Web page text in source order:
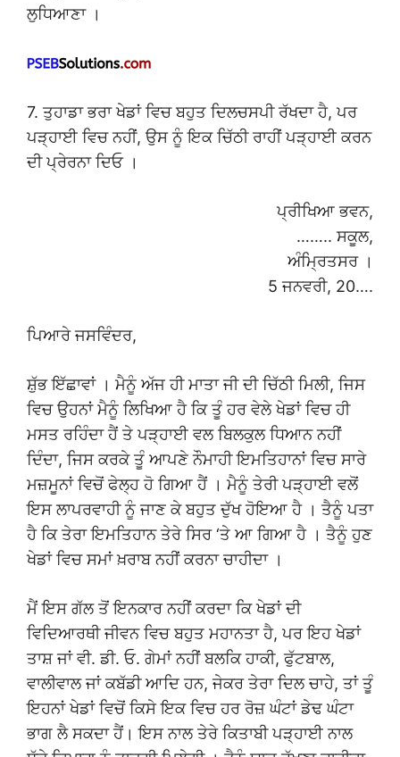
ਲੁਧਿਆਣਾ ।
7. ਤੁਹਾਡਾ ਭਰਾ ਖੇਡਾਂ ਵਿਚ ਬਹੁਤ ਦਿਲਚਸਪੀ ਰੱਖਦਾ ਹੈ, ਪਰ
ਪੜ੍ਹਾਈ ਵਿਚ ਨਹੀਂ, ਉਸ ਨੂੰ ਇਕ ਚਿੱਠੀ ਰਾਹੀਂ ਪੜ੍ਹਾਈ ਕਰਨ
ਦੀ ਪ੍ਰੇਰਨਾ ਦਿਓ ।
ਪ੍ਰੀਖਿਆ ਭਵਨ,
…….. ਸਕੂਲ,
ਅੰਮ੍ਰਿਤਸਰ ।
5 ਜਨਵਰੀ, 20….
ਪਿਆਰੇ ਜਸਵਿੰਦਰ,
ਸ਼ੁੱਭ ਇੱਛਾਵਾਂ । ਮੈਨੂੰ ਅੱਜ ਹੀ ਮਾਤਾ ਜੀ ਦੀ ਚਿੱਠੀ ਮਿਲੀ, ਜਿਸ
ਵਿਚ ਉਹਨਾਂ ਮੈਨੂੰ ਲਿਖਿਆ ਹੈ ਕਿ ਤੂੰ ਹਰ ਵੇਲੇ ਖੇਡਾਂ ਵਿਚ ਹੀ
ਮਸਤ ਰਹਿੰਦਾ ਹੈਂ ਤੇ ਪੜ੍ਹਾਈ ਵਲ ਬਿਲਕੁਲ ਧਿਆਨ ਨਹੀਂ
ਦਿੰਦਾ, ਜਿਸ ਕਰਕੇ ਤੂੰ ਆਪਣੇ ਨੌਮਾਹੀ ਇਮਤਿਹਾਨਾਂ ਵਿਚ ਸਾਰੇ
ਮਜ਼ਮੂਨਾਂ ਵਿਚੋਂ ਫੇਲ੍ਹ ਹੋ ਗਿਆ ਹੈਂ । ਮੈਨੂੰ ਤੇਰੀ ਪੜ੍ਹਾਈ ਵਲੋਂ
ਇਸ ਲਾਪਰਵਾਹੀ ਨੂੰ ਜਾਣ ਕੇ ਬਹੁਤ ਦੁੱਖ ਹੋਇਆ ਹੈ । ਤੈਨੂੰ ਪਤਾ
ਹੈ ਕਿ ਤੇਰਾ ਇਮਤਿਹਾਨ ਤੇਰੇ ਸਿਰ ‘ਤੇ ਆ ਗਿਆ ਹੈ । ਤੈਨੂੰ ਹੁਣ
ਖੇਡਾਂ ਵਿਚ ਸਮਾਂ ਖ਼ਰਾਬ ਨਹੀਂ ਕਰਨਾ ਚਾਹੀਦਾ ।
ਮੈਂ ਇਸ ਗੱਲ ਤੋਂ ਇਨਕਾਰ ਨਹੀਂ ਕਰਦਾ ਕਿ ਖੇਡਾਂ ਦੀ
ਵਿਦਿਆਰਥੀ ਜੀਵਨ ਵਿਚ ਬਹੁਤ ਮਹਾਨਤਾ ਹੈ, ਪਰ ਇਹ ਖੇਡਾਂ
ਤਾਸ਼ ਜਾਂ ਵੀ. ਡੀ. ਓ. ਗੇਮਾਂ ਨਹੀਂ ਬਲਕਿ ਹਾਕੀ, ਫੁੱਟਬਾਲ,
ਵਾਲੀਵਾਲ ਜਾਂ ਕਬੱਡੀ ਆਦਿ ਹਨ, ਜੇਕਰ ਤੇਰਾ ਦਿਲ ਚਾਹੇ, ਤਾਂ ਤੂੰ
ਇਹਨਾਂ ਖੇਡਾਂ ਵਿਚੋਂ ਕਿਸੇ ਇਕ ਵਿਚ ਹਰ ਰੋਜ਼ ਘੰਟਾਂ ਡੇਢ ਘੰਟਾ
ਭਾਗ ਲੈ ਸਕਦਾ ਹੈਂ। ਇਸ ਨਾਲ ਤੇਰੇ ਕਿਤਾਬੀ ਪੜ੍ਹਾਈ ਨਾਲ